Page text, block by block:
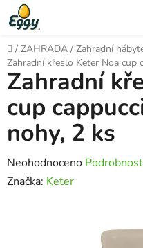
Přejít
na
obsah
Domů
/ ZAHRADA / Zahradní
Zahradní křeslo Keter Noa cup
Zahradní
cup
nohy, 2 ks
Průměrné
hodnocení
Neohodnoceno
Značka: Keter